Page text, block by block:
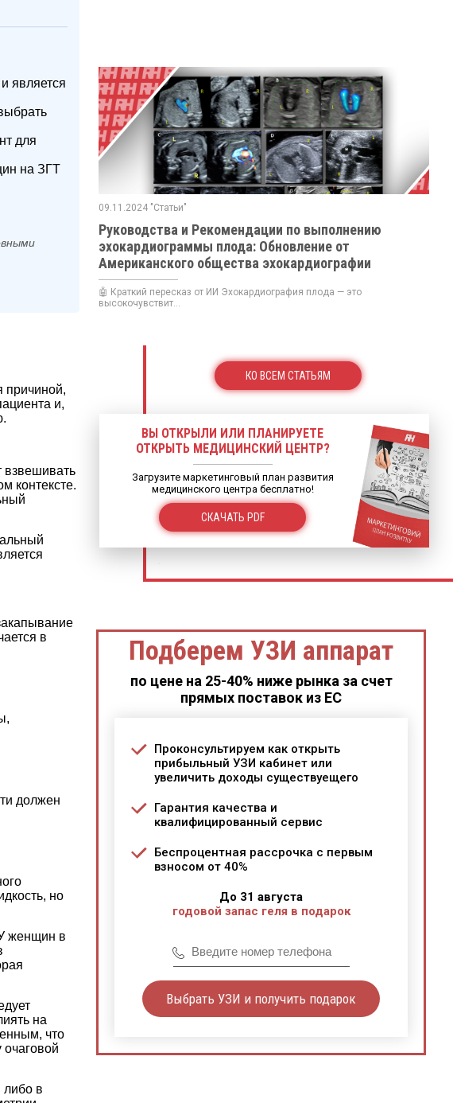
является
для
на ЗГТ
причиной,
и,
взвешивать
контексте.
в
должен
но
женщин в
на
что
либо в
09.11.2024 "Статьи"
Руководства и Рекомендации по выполнению
эхокардиограммы плода: Обновление от
Американского общества эхокардиографии
🤖 Краткий пересказ от ИИ Эхокардиография плода — это
высокочувствит...
КО ВСЕМ СТАТЬЯМ
ВЫ ОТКРЫЛИ ИЛИ ПЛАНИРУЕТЕ
ОТКРЫТЬ МЕДИЦИНСКИЙ ЦЕНТР?
Загрузите маркетинговый план развития
медицинского центра бесплатно!
СКАЧАТЬ PDF
Подберем УЗИ аппарат
по цене на 25-40% ниже рынка за счет
прямых поставок из ЕС
Проконсультируем как открыть
прибыльный УЗИ кабинет или
увеличить доходы существуещего
Гарантия качества и
квалифицированный сервис
Беспроцентная рассрочка с первым
взносом от 40%
До 31 августа
годовой запас геля в подарок
Выбрать УЗИ и получить подарок